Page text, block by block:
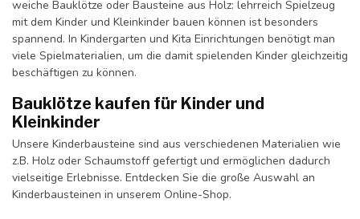
weiche Bauklötze oder Bausteine aus Holz: lehrreich Spielzeug
mit dem Kinder und Kleinkinder bauen können ist besonders
spannend. In Kindergarten und Kita Einrichtungen benötigt man
viele Spielmaterialien, um die damit spielenden Kinder gleichzeitig
beschäftigen zu können.
Bauklötze kaufen für Kinder und
Kleinkinder
Unsere Kinderbausteine sind aus verschiedenen Materialien wie
z.B. Holz oder Schaumstoff gefertigt und ermöglichen dadurch
vielseitige Erlebnisse. Entdecken Sie die große Auswahl an
Kinderbausteinen in unserem Online-Shop.